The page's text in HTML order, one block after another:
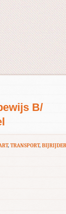
B/
, TRANSPORT, BIJRIJDER